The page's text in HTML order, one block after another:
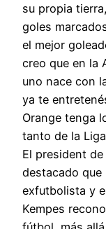
su propia
goles
el mejor
creo que en la
uno nace con
ya te
Orange tenga
tanto de la
El president
destacado que
exfutbolista y
Kempes